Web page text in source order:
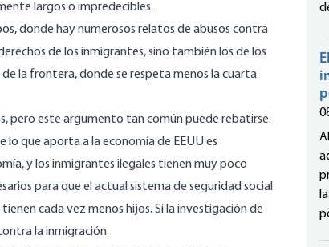
largos o impredecibles.
donde hay numerosos relatos de abusos contra
de los inmigrantes, sino también los de los
la frontera, donde se respeta menos la cuarta
pero este argumento tan común puede rebatirse.
lo que aporta a la economía de EEUU es
y los inmigrantes ilegales tienen muy poco
para que el actual sistema de seguridad social
cada vez menos hijos. Si la investigación de
la inmigración.